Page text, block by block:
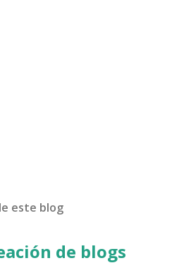
este blog
de blogs